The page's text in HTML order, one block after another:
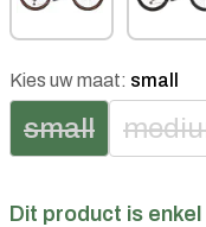
Kies uw maat: small
small
Dit product is